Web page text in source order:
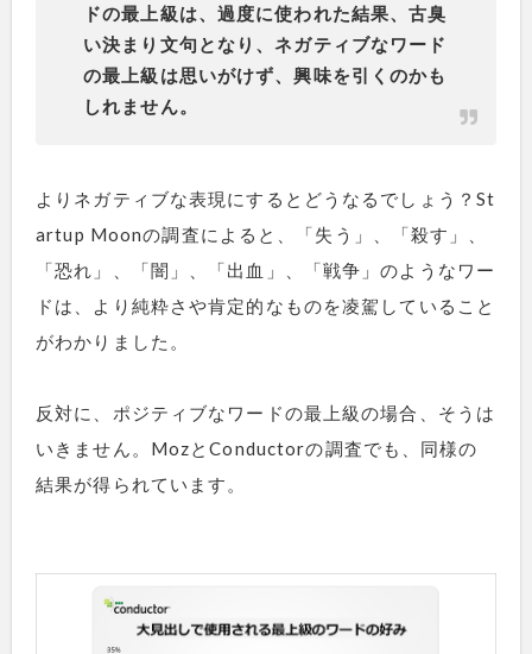
ドの最上級は、過度に使われた結果、古臭
い決まり文句となり、ネガティブなワード
の最上級は思いがけず、興味を引くのかも
しれません。
よりネガティブな表現にするとどうなるでしょう？St
artup Moonの調査によると、「失う」、「殺す」、
「恐れ」、「闇」、「出血」、「戦争」のようなワー
ドは、より純粋さや肯定的なものを凌駕していること
がわかりました。
反対に、ポジティブなワードの最上級の場合、そうは
いきません。MozとConductorの調査でも、同様の
結果が得られています。